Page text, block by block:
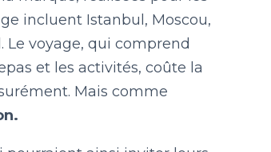
incluent Istanbul, Moscou,
Le voyage, qui comprend
et les activités, coûte la
Mais comme